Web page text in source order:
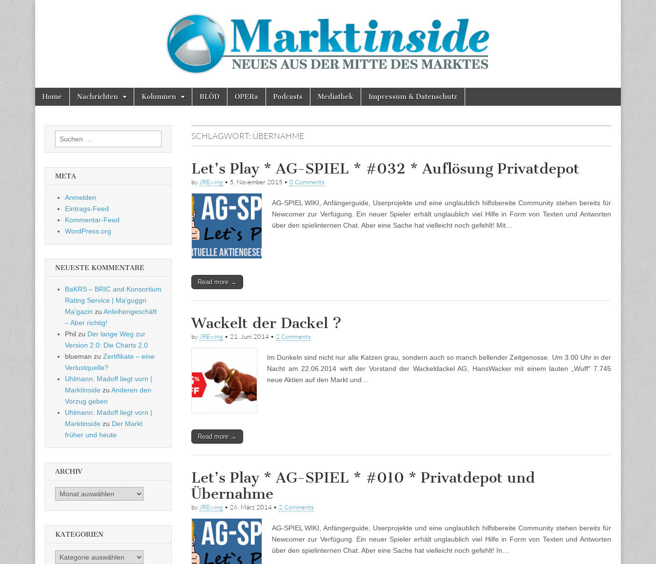
Marktinside
Main
menu
Skip
content
Home Nachrichten Kolumnen BLÖD OPERa Podcasts Mediathek Impressum & Datenschutz
SCHLAGWORT: ÜBERNAHME
Let’s Play * AG-SPIEL * #032 * Auflösung Privatdepot
by JREwing • 5. November 2015 • 0 Comments
AG-SPIEL WIKI, Anfängerguide, Userprojekte und eine unglaublich hilfsbereite Community stehen bereits für
Newcomer zur Verfügung. Ein neuer Spieler erhält unglaublich viel Hilfe in Form von Texten und Antworten
über den spielinternen Chat. Aber eine Sache hat vielleicht noch gefehlt! Mit…
Read more →
Wackelt der Dackel ?
by JREwing • 21. Juni 2014 • 2 Comments
Im Dunkeln sind nicht nur alle Katzen grau, sondern auch so manch bellender Zeitgenosse. Um 3.00 Uhr in der
Nacht am 22.06.2014 wirft der Vorstand der Wackeldackel AG, HansWacker mit einem lauten „Wuff“ 7.745
neue Aktien auf den Markt und…
Read more →
Let’s Play * AG-SPIEL * #010 * Privatdepot und
Übernahme
by JREwing • 26. März 2014 • 2 Comments
AG-SPIEL WIKI, Anfängerguide, Userprojekte und eine unglaublich hilfsbereite Community stehen bereits für
Newcomer zur Verfügung. Ein neuer Spieler erhält unglaublich viel Hilfe in Form von Texten und Antworten
über den spielinternen Chat. Aber eine Sache hat vielleicht noch gefehlt! In…
Suchen
nach:
META
Anmelden
Eintrags-Feed
Kommentar-Feed
WordPress.org
NEUESTE KOMMENTARE
BaKRS – BRIC and Konsortium
Rating Service | Ma'guggn
Ma'gazin zu Anleihengeschäft
– Aber richtig!
Phil zu Der lange Weg zur
Version 2.0: Die Charts 2.0
blueman zu Zertifikate – eine
Verlustquelle?
Uhlmann: Madoff liegt vorn |
Marktinside zu Anderen den
Vorzug geben
Uhlmann: Madoff liegt vorn |
Marktinside zu Der Markt
früher und heute
ARCHIV
Archiv
KATEGORIEN
Kategorien